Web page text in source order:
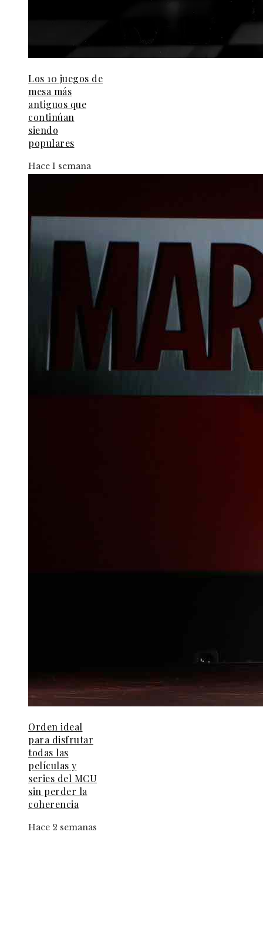
Los 10 juegos de
mesa más
antiguos que
continúan
siendo
populares
Hace 1 semana
Orden ideal
para disfrutar
todas las
películas y
series del MCU
sin perder la
coherencia
Hace 2 semanas